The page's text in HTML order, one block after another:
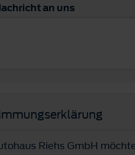
an uns
Riehs GmbH